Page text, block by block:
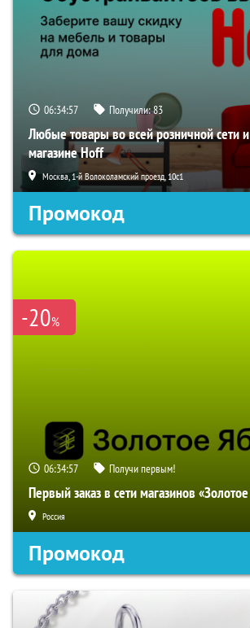
06:34:57 Получили:83
Любые товары во всей розничной сети
магазине Hoff
Москва, 1-й Волоколамский проезд, 10с1
Промокод
-20%
06:34:57 Получи первым!
Первый заказ в сети магазинов
Россия
Промокод